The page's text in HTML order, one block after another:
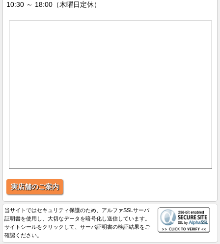
10:30 ～ 18:00（木曜日定休）
実店舗のご案内
当サイトではセキュリティ保護のため、アルファSSLサーバ
証明書を使用し、大切なデータを暗号化し送信しています。
サイトシールをクリックして、サーバ証明書の検証結果をご
確認ください。